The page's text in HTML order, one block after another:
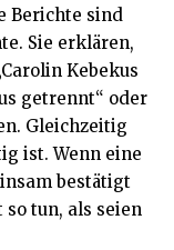
Berichte sind
Sie erklären,
Kebekus
getrennt“ oder
Gleichzeitig
ist. Wenn eine
bestätigt
tun, als seien